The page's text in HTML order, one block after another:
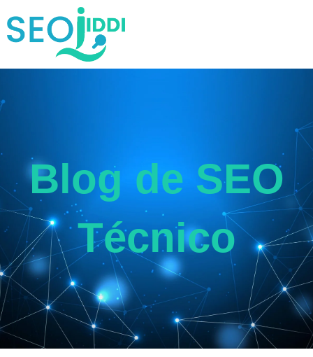
Blog de SEO
Técnico